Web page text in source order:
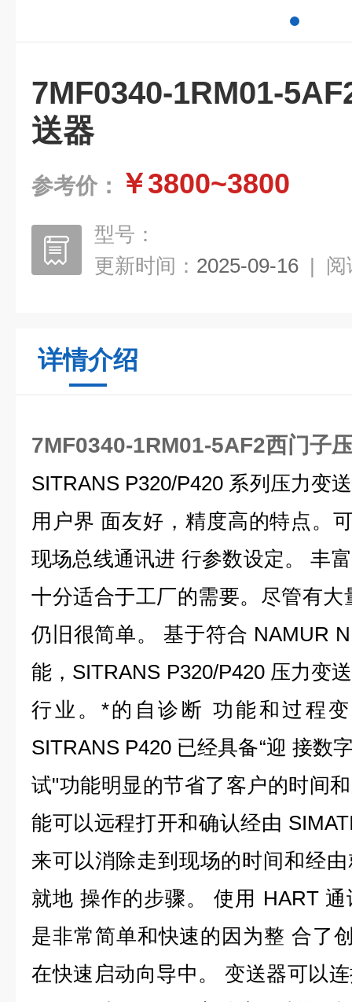
7MF0340-1RM01-
送器
参考价： ￥3800~3800
型号：
更新时间： 2025-09-16 | 阅
详情介绍
7MF0340-1RM01-5AF2西门子
SITRANS P320/P420 系列压力变
用户界 面友好，精度高的特点。
现场总线通讯进 行参数设定。 丰
十分适合于工厂的需要。尽管有
仍旧很简单。 基于符合 NAMUR
能，SITRANS P320/P420 压力变
行业。*的自诊断 功能和过程
SITRANS P420 已经具备“迎 接数
试"功能明显的节省了客户的时间
能可以远程打开和确认经由
来可以消除走到现场的时间和经
就地 操作的步骤。 使用 HART
是非常简单和快速的因为整 合了
在快速启动向导中。 变送器可以